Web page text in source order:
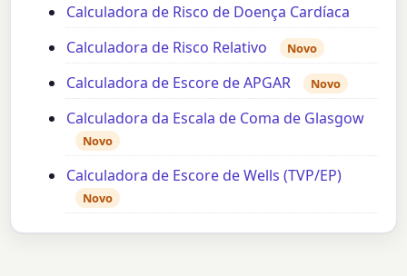
Calculadora de Risco de Doença Cardíaca
Calculadora de Risco Relativo
Novo
Calculadora de Escore de APGAR Novo
Calculadora da Escala de Coma de Glasgow
Novo
Calculadora de Escore de Wells (TVP/EP)
Novo